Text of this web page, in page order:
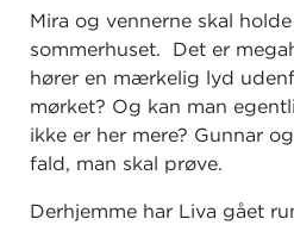
Mira og vennerne skal
sommerhuset. Det er
hører en mærkelig lyd
mørket? Og kan man
ikke er her mere? Gunnar
fald, man skal prøve.
Derhjemme har Liva gået